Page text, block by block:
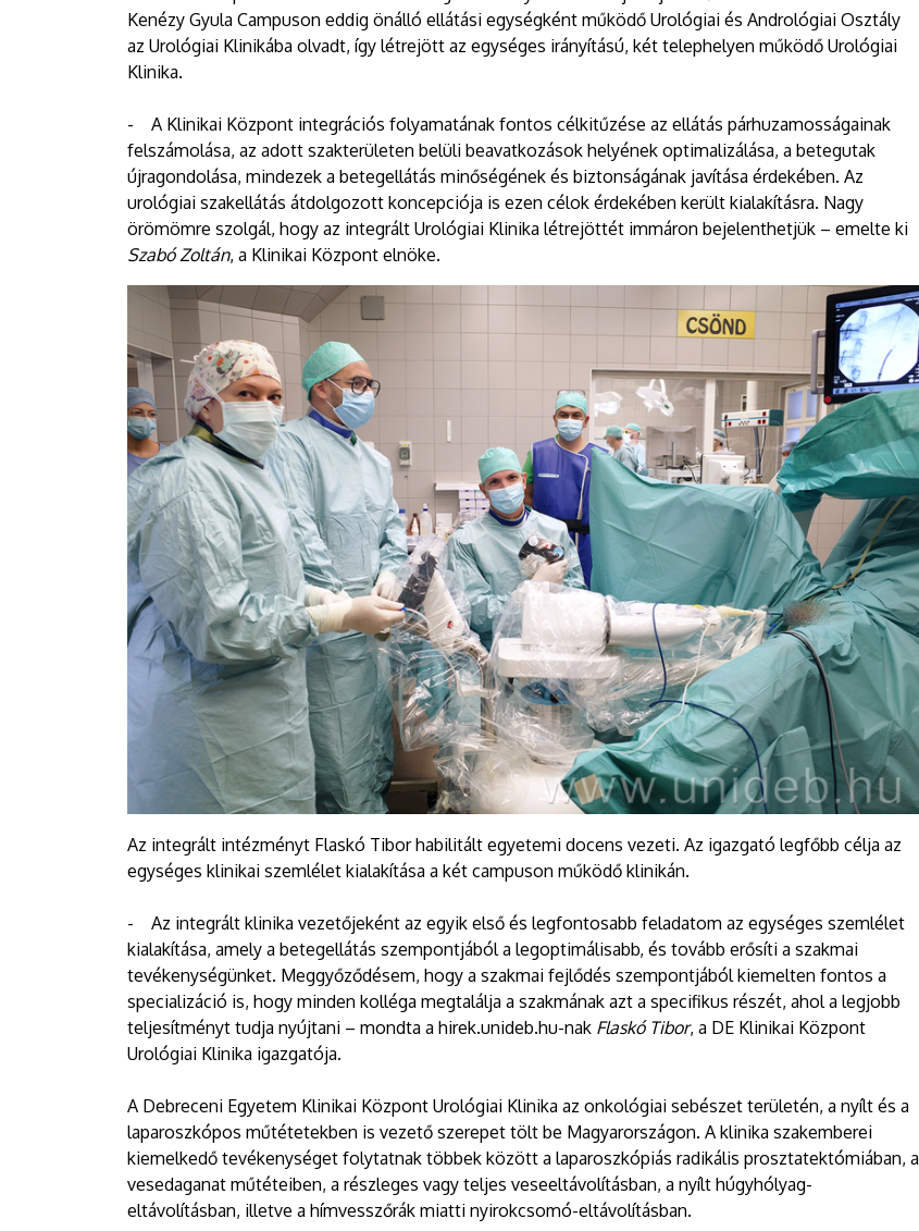
Kenézy Gyula Campuson eddig önálló ellátási egységként működő Urológiai és Andrológiai Osztály
az Urológiai Klinikába olvadt, így létrejött az egységes irányítású, két telephelyen működő Urológiai
Klinika.
- A Klinikai Központ integrációs folyamatának fontos célkitűzése az ellátás párhuzamosságainak
felszámolása, az adott szakterületen belüli beavatkozások helyének optimalizálása, a betegutak
újragondolása, mindezek a betegellátás minőségének és biztonságának javítása érdekében. Az
urológiai szakellátás átdolgozott koncepciója is ezen célok érdekében került kialakításra. Nagy
örömömre szolgál, hogy az integrált Urológiai Klinika létrejöttét immáron bejelenthetjük – emelte ki
Szabó Zoltán, a Klinikai Központ elnöke.
Az integrált intézményt Flaskó Tibor habilitált egyetemi docens vezeti. Az igazgató legfőbb célja az
egységes klinikai szemlélet kialakítása a két campuson működő klinikán.
- Az integrált klinika vezetőjeként az egyik első és legfontosabb feladatom az egységes szemlélet
kialakítása, amely a betegellátás szempontjából a legoptimálisabb, és tovább erősíti a szakmai
tevékenységünket. Meggyőződésem, hogy a szakmai fejlődés szempontjából kiemelten fontos a
specializáció is, hogy minden kolléga megtalálja a szakmának azt a specifikus részét, ahol a legjobb
teljesítményt tudja nyújtani – mondta a hirek.unideb.hu-nak Flaskó Tibor, a DE Klinikai Központ
Urológiai Klinika igazgatója.
A Debreceni Egyetem Klinikai Központ Urológiai Klinika az onkológiai sebészet területén, a nyílt és a
laparoszkópos műtétetekben is vezető szerepet tölt be Magyarországon. A klinika szakemberei
kiemelkedő tevékenységet folytatnak többek között a laparoszkópiás radikális prosztatektómiában, a
vesedaganat műtéteiben, a részleges vagy teljes veseeltávolításban, a nyílt húgyhólyag-
eltávolításban, illetve a hímvesszőrák miatti nyirokcsomó-eltávolításban.